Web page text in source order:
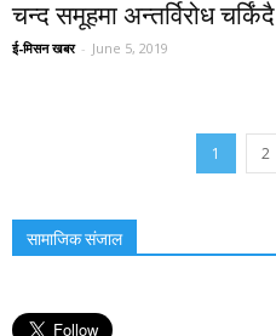
चन्द समूहमा अन्तर्विरोध चर्किंदै
ई-मिसन खबर - June 5, 2019
1 2
सामाजिक संजाल